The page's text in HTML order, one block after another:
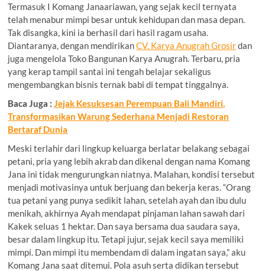
Termasuk I Komang Janaariawan, yang sejak kecil ternyata
telah menabur mimpi besar untuk kehidupan dan masa depan.
Tak disangka, kini ia berhasil dari hasil ragam usaha.
Diantaranya, dengan mendirikanCV. Karya Anugrah Grosirdan
juga mengelola Toko Bangunan Karya Anugrah. Terbaru, pria
yang kerap tampil santai ini tengah belajar sekaligus
mengembangkan bisnis ternak babi di tempat tinggalnya.
Baca Juga :Jejak Kesuksesan Perempuan Bali Mandiri,
Transformasikan Warung Sederhana Menjadi Restoran
Bertaraf Dunia
Meski terlahir dari lingkup keluarga berlatar belakang sebagai
petani, pria yang lebih akrab dan dikenal dengan nama Komang
Jana ini tidak mengurungkan niatnya. Malahan, kondisi tersebut
menjadi motivasinya untuk berjuang dan bekerja keras. “Orang
tua petani yang punya sedikit lahan, setelah ayah dan ibu dulu
menikah, akhirnya Ayah mendapat pinjaman lahan sawah dari
Kakek seluas 1 hektar. Dan saya bersama dua saudara saya,
besar dalam lingkup itu. Tetapi jujur, sejak kecil saya memiliki
mimpi. Dan mimpi itu membendam di dalam ingatan saya,” aku
Komang Jana saat ditemui. Pola asuh serta didikan tersebut